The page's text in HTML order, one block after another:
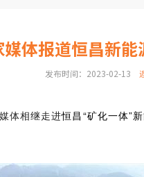
媒体报道恒昌新
发布时间：2023-02-13
体相继走进恒昌“矿化一体”